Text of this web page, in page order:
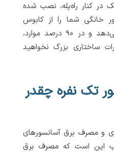
در کنار راه‌پله، نصب شده
خانگی شما را از کابوس
تخریب‌های پرهزینه نجات می‌دهد و در ۹۰ درصد موارد،
ساختاری بزرگ نخواهید
تک نفره چقدر
و مصرف برق آسانسورهای
این است که مصرف برق